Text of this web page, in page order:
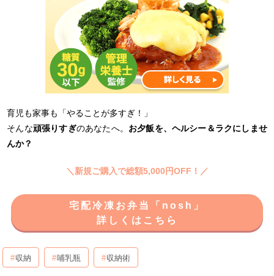
育児も家事も「やることが多すぎ！」
そんな頑張りすぎのあなたへ。 お夕飯を、ヘルシー＆ラクにしませ
んか？
＼新規ご購入で総額5,000円OFF！／
宅配冷凍お弁当「nosh」
詳しくはこちら
収納 哺乳瓶 収納術